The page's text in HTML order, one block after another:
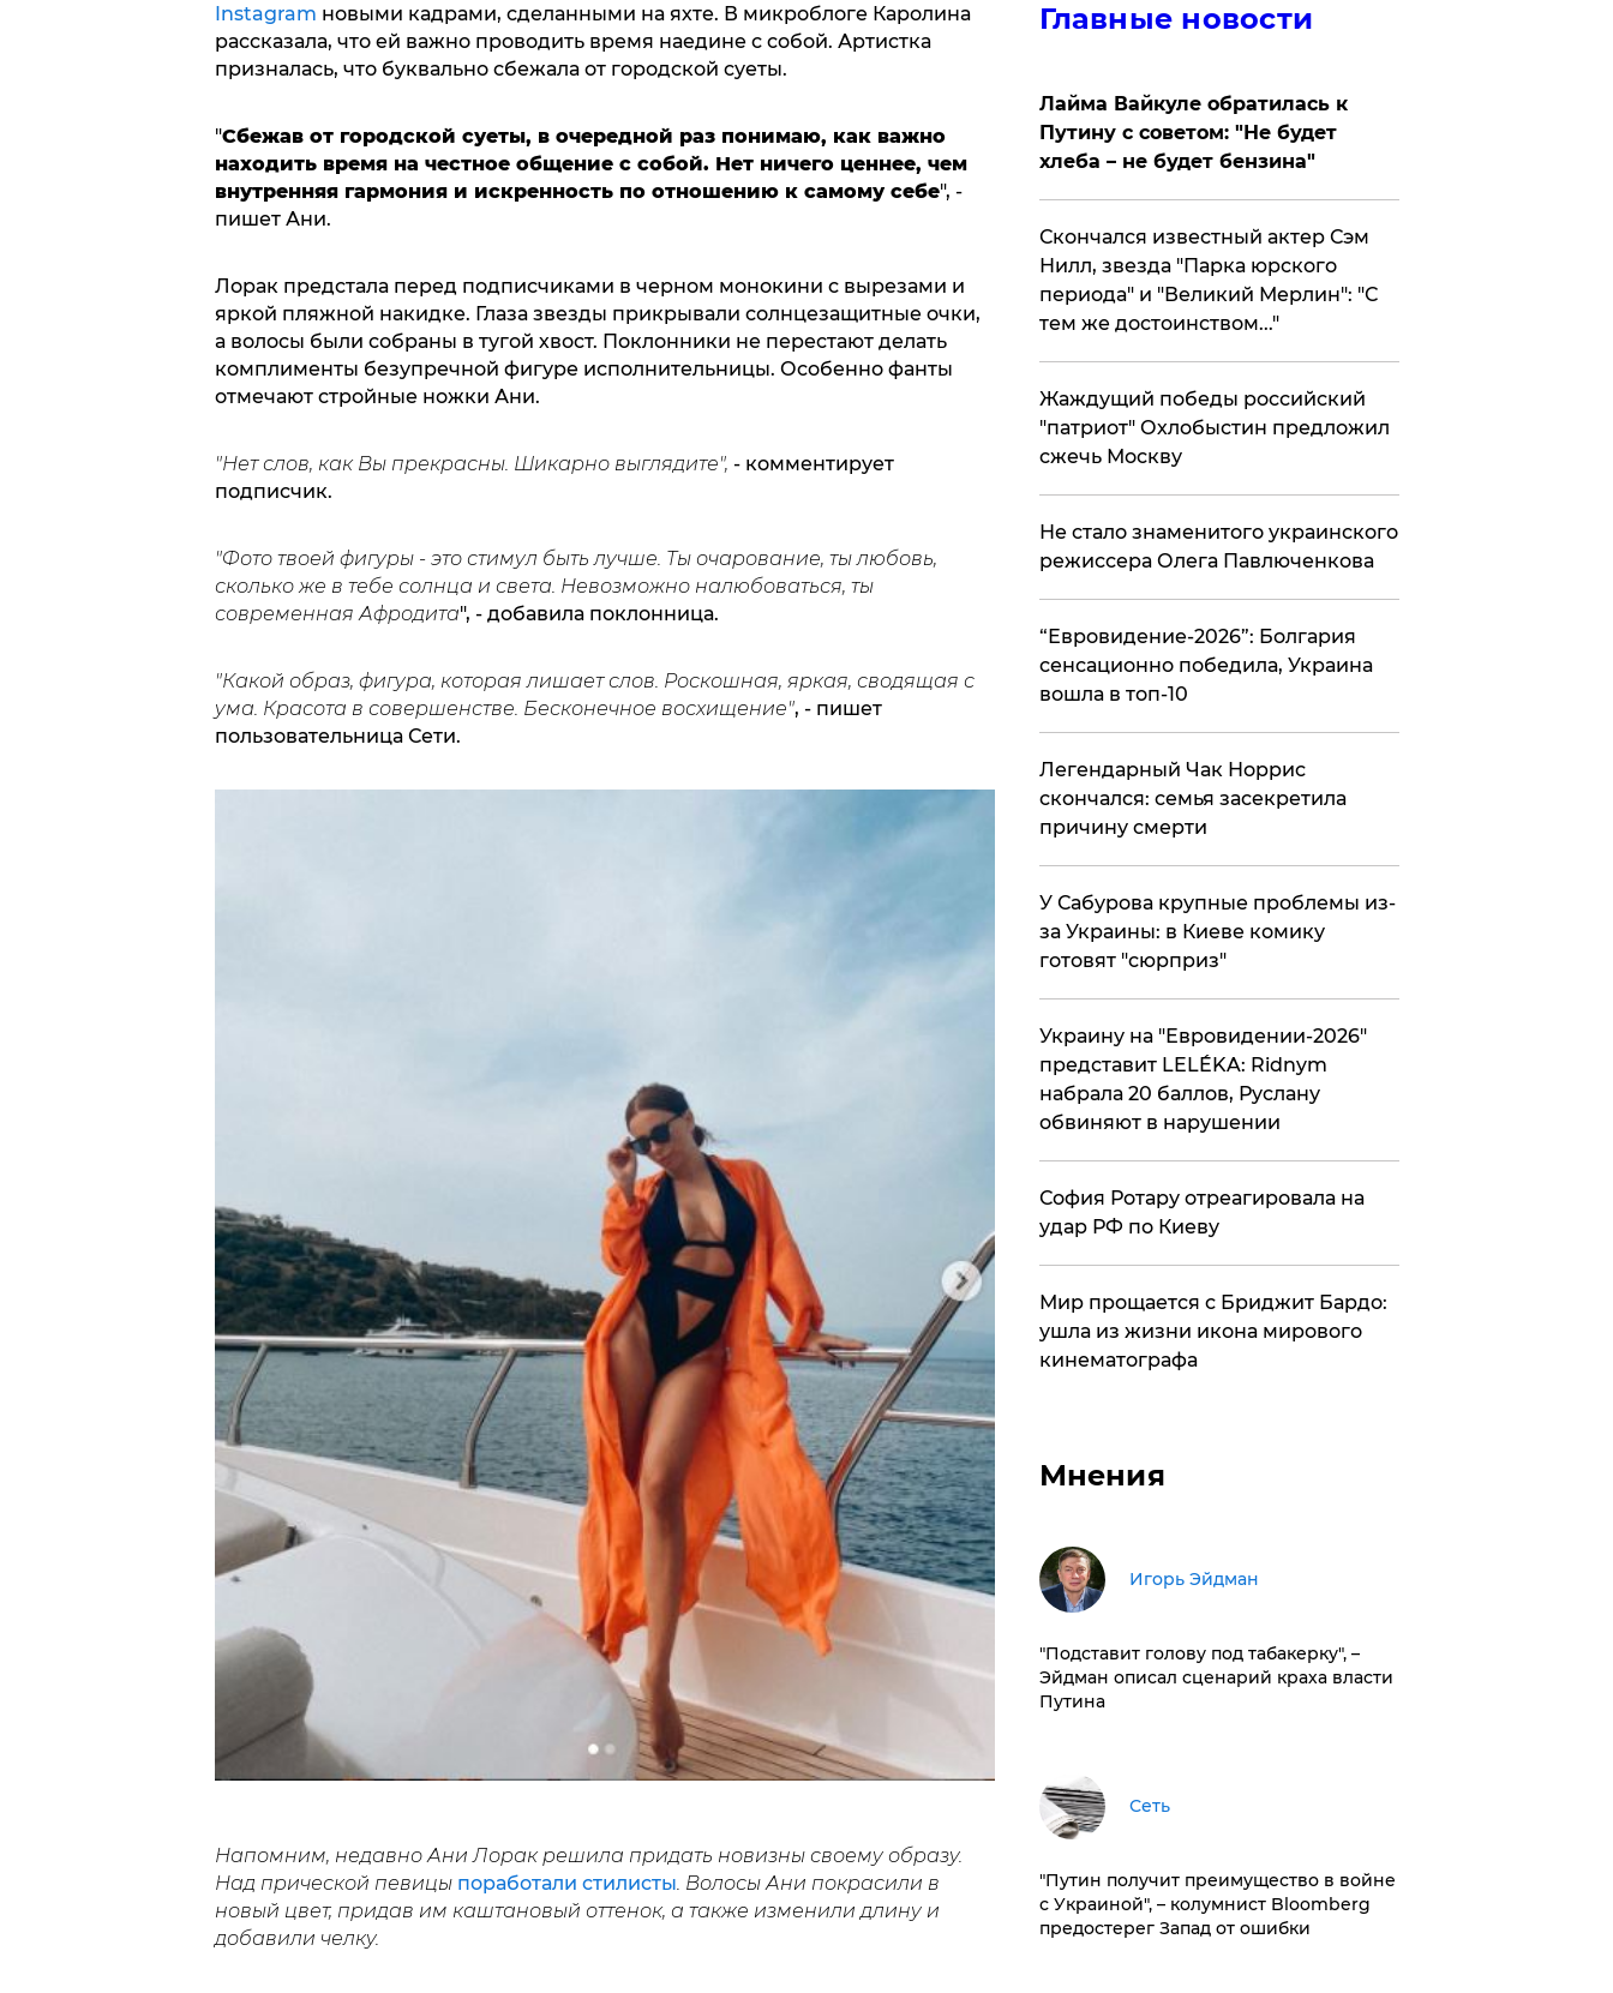
Instagram новыми кадрами, сделанными на яхте. В микроблоге Каролина
рассказала, что ей важно проводить время наедине с собой. Артистка
призналась, что буквально сбежала от городской суеты.
"Сбежав от городской суеты, в очередной раз понимаю, как важно
находить время на честное общение с собой. Нет ничего ценнее, чем
внутренняя гармония и искренность по отношению к самому себе", -
пишет Ани.
Лорак предстала перед подписчиками в черном монокини с вырезами и
яркой пляжной накидке. Глаза звезды прикрывали солнцезащитные очки,
а волосы были собраны в тугой хвост. Поклонники не перестают делать
комплименты безупречной фигуре исполнительницы. Особенно фанты
отмечают стройные ножки Ани.
"Нет слов, как Вы прекрасны. Шикарно выглядите", - комментирует
подписчик.
"Фото твоей фигуры - это стимул быть лучше. Ты очарование, ты любовь,
сколько же в тебе солнца и света. Невозможно налюбоваться, ты
современная Афродита", - добавила поклонница.
"Какой образ, фигура, которая лишает слов. Роскошная, яркая, сводящая с
ума. Красота в совершенстве. Бесконечное восхищение", - пишет
пользовательница Сети.
Напомним, недавно Ани Лорак решила придать новизны своему образу.
Над прической певицы поработали стилисты. Волосы Ани покрасили в
новый цвет, придав им каштановый оттенок, а также изменили длину и
добавили челку.
Главные новости
Лайма Вайкуле обратилась к
Путину с советом: "Не будет
хлеба – не будет бензина"
Скончался известный актер Сэм
Нилл, звезда "Парка юрского
периода" и "Великий Мерлин": "С
тем же достоинством..."
Жаждущий победы российский
"патриот" Охлобыстин предложил
сжечь Москву
Не стало знаменитого украинского
режиссера Олега Павлюченкова
​“Евровидение-2026”: Болгария
сенсационно победила, Украина
вошла в топ-10
​Легендарный Чак Норрис
скончался: семья засекретила
причину смерти
У Сабурова крупные проблемы из-
за Украины: в Киеве комику
готовят "сюрприз"
Украину на "Евровидении-2026"
представит LELÉKA: Ridnym
набрала 20 баллов, Руслану
обвиняют в нарушении
София Ротару отреагировала на
удар РФ по Киеву
Мир прощается с Бриджит Бардо:
ушла из жизни икона мирового
кинематографа
Мнения
Игорь Эйдман
​"Подставит голову под табакерку", –
Эйдман описал сценарий краха власти
Путина
Сеть
"Путин получит преимущество в войне
с Украиной", – колумнист Bloomberg
предостерег Запад от ошибки